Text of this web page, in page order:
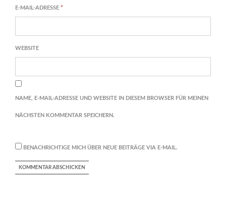
E-MAIL-ADRESSE *
WEBSITE
NAME, E-MAIL-ADRESSE UND WEBSITE IN DIESEM BROWSER FÜR MEINEN
NÄCHSTEN KOMMENTAR SPEICHERN.
BENACHRICHTIGE MICH ÜBER NEUE BEITRÄGE VIA E-MAIL.